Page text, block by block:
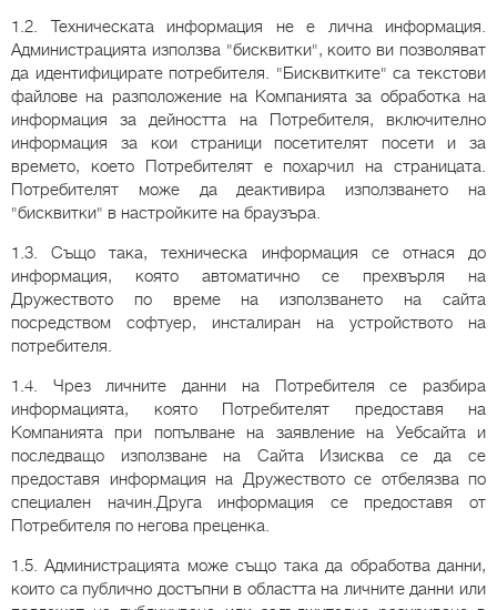
1.2. Техническата информация не е лична информация.
Администрацията използва "бисквитки", които ви позволяват
да идентифицирате потребителя. "Бисквитките" са текстови
файлове на разположение на Компанията за обработка на
информация за дейността на Потребителя, включително
информация за кои страници посетителят посети и за
времето, което Потребителят е похарчил на страницата.
Потребителят може да деактивира използването на
"бисквитки" в настройките на браузъра.
1.3. Също така, техническа информация се отнася до
информация, която автоматично се прехвърля на
Дружеството по време на използването на сайта
посредством софтуер, инсталиран на устройството на
потребителя.
1.4. Чрез личните данни на Потребителя се разбира
информацията, която Потребителят предоставя на
Компанията при попълване на заявление на Уебсайта и
последващо използване на Сайта Изисква се да се
предоставя информация на Дружеството се отбелязва по
специален начин.Друга информация се предоставя от
Потребителя по негова преценка.
1.5. Администрацията може също така да обработва данни,
които са публично достъпни в областта на личните данни или